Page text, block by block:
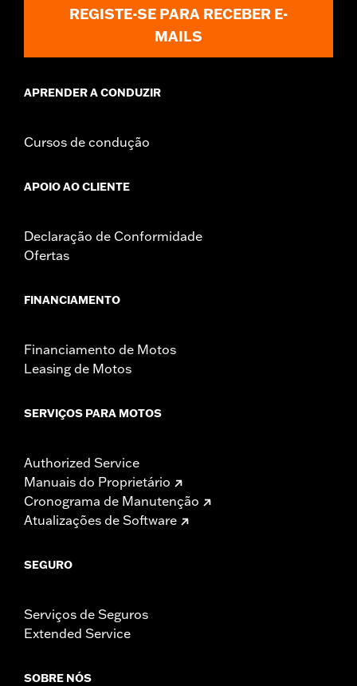
REGISTE-SE PARA RECEBER E-
MAILS
APRENDER A CONDUZIR
Cursos de condução
APOIO AO CLIENTE
Declaração de Conformidade
Ofertas
FINANCIAMENTO
Financiamento de Motos
Leasing de Motos
SERVIÇOS PARA MOTOS
Authorized Service
Manuais do Proprietário
Cronograma de Manutenção
Atualizações de Software
SEGURO
Serviços de Seguros
Extended Service
SOBRE NÓS